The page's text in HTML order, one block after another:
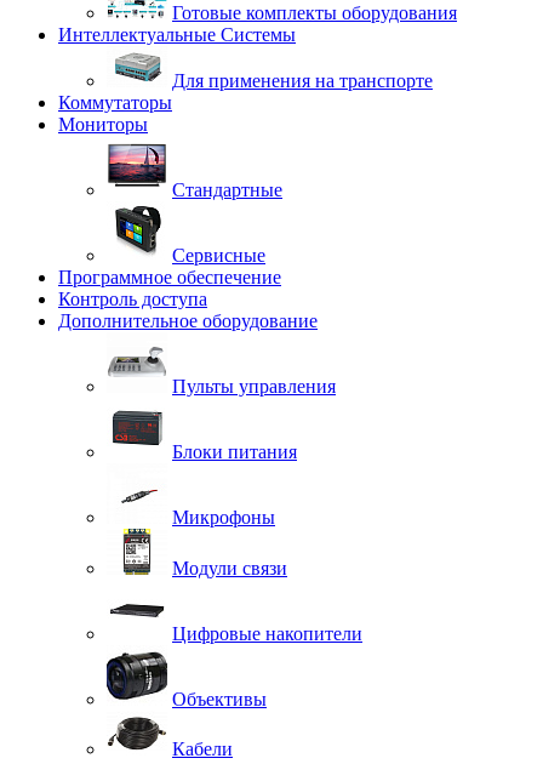
Готовые комплекты оборудования
Интеллектуальные Системы
Для применения на транспорте
Коммутаторы
Мониторы
Стандартные
Сервисные
Программное обеспечение
Контроль доступа
Дополнительное оборудование
Пульты управления
Блоки питания
Микрофоны
Модули связи
Цифровые накопители
Объективы
Кабели